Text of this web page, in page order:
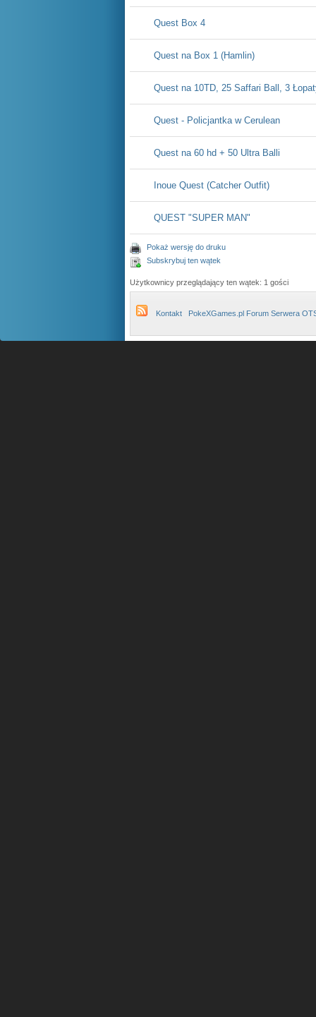
Quest Box 4
Quest na Box 1 (Hamlin)
Quest na 10TD, 25 Saffari Ball, 3
Quest - Policjantka w Cerulean
Quest na 60 hd + 50 Ultra Balli
Inoue Quest (Catcher Outfit)
QUEST "SUPER MAN"
Pokaż wersję do druku
Subskrybuj ten wątek
Użytkownicy przeglądający ten wątek: 1 gości
Kontakt PokeXGames.pl Forum Serwera